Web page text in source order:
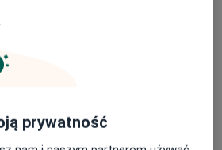
kardiologa dziecięcego
prywatność